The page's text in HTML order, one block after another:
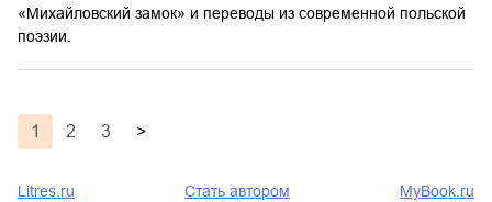
«Михайловский замок» и переводы из современной польской
поэзии.
1 2 3 >
Litres.ru Стать автором MyBook.ru